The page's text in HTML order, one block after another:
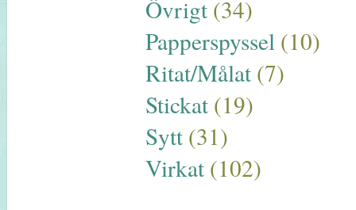
Övrigt (34)
Papperspyssel (10)
Ritat/Målat (7)
Stickat (19)
Sytt (31)
Virkat (102)